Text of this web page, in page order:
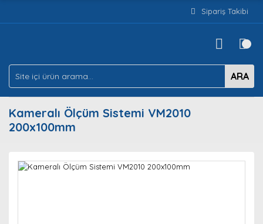
Sipariş Takibi
ARA
Kameralı Ölçüm Sistemi VM2010
200x100mm